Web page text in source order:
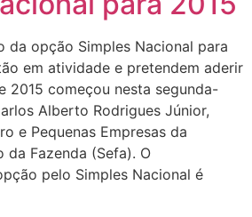
da opção Simples Nacional para
em atividade e pretendem aderir
2015 começou nesta segunda-
Alberto Rodrigues Júnior,
e Pequenas Empresas da
da Fazenda (Sefa). O
pelo Simples Nacional é